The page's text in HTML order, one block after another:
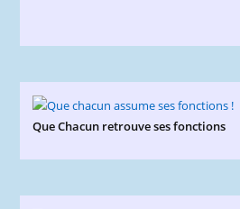
Que Chacun retrouve ses fonctions